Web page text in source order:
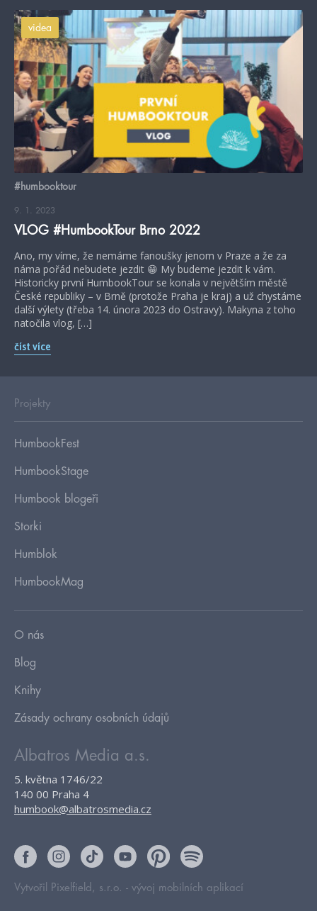
videa
#humbooktour
9. 1. 2023
VLOG #HumbookTour Brno 2022
Ano, my víme, že nemáme fanoušky jenom v Praze a že za
náma pořád nebudete jezdit 😁 My budeme jezdit k vám.
Historicky první HumbookTour se konala v největším městě
České republiky – v Brně (protože Praha je kraj) a už chystáme
další výlety (třeba 14. února 2023 do Ostravy). Makyna z toho
natočila vlog, […]
číst více
Projekty
HumbookFest
HumbookStage
Humbook blogeři
Storki
Humblok
HumbookMag
O nás
Blog
Knihy
Zásady ochrany osobních údajů
Albatros Media a.s.
5. května 1746/22
140 00 Praha 4
humbook@albatrosmedia.cz
Vytvořil Pixelfield, s.r.o. - vývoj mobilních aplikací